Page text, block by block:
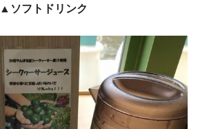
▲ソフトドリンク